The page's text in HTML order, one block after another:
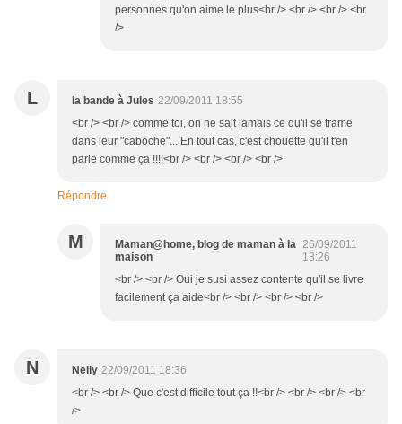
personnes qu'on aime le plus<br /> <br /> <br /> <br
/>
L la bande à Jules 22/09/2011 18:55
<br /> <br /> comme toi, on ne sait jamais ce qu'il se trame
dans leur "caboche"... En tout cas, c'est chouette qu'il t'en
parle comme ça !!!!<br /> <br /> <br /> <br />
Répondre
M
Maman@home, blog de maman à la
maison
26/09/2011
13:26
<br /> <br /> Oui je susi assez contente qu'il se livre
facilement ça aide<br /> <br /> <br /> <br />
N Nelly 22/09/2011 18:36
<br /> <br /> Que c'est difficile tout ça !!<br /> <br /> <br /> <br
/>